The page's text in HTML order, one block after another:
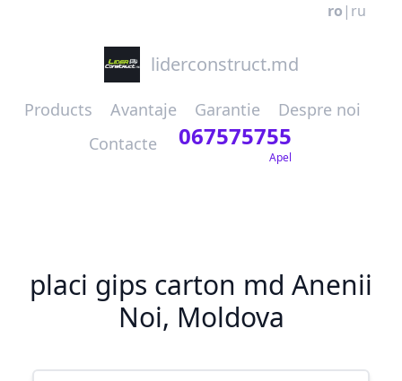
ro | ru
liderconstruct.md
Products Avantaje Garantie
Despre noi
Contacte
067575755
Apel
placi gips carton md Anenii
Noi, Moldova